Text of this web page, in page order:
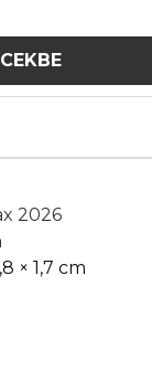
2026
× 1,7 cm